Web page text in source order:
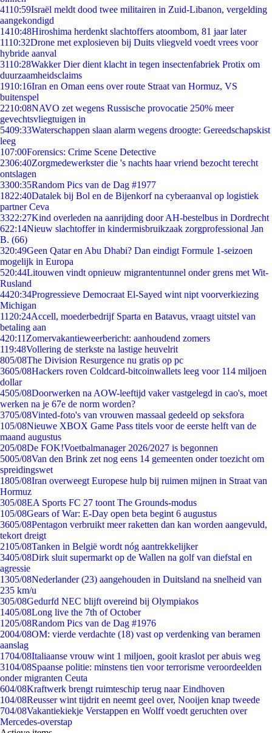
4110:59Israël meldt dood twee militairen in Zuid-Libanon, vergelding
aangekondigd
1410:48Hiroshima herdenkt slachtoffers atoombom, 81 jaar later
1110:32Drone met explosieven bij Duits vliegveld voedt vrees voor
hybride aanval
3110:28Wakker Dier dient klacht in tegen insectenfabriek Protix om
duurzaamheidsclaims
1910:16Iran en Oman eens over route Straat van Hormuz, VS
buitenspel
2210:08NAVO zet wegens Russische provocatie 250% meer
gevechtsvliegtuigen in
5409:33Waterschappen slaan alarm wegens droogte: Gereedschapskist
leeg
107:00Forensics: Crime Scene Detective
2306:40Zorgmedewerkster die 's nachts haar vriend bezocht terecht
ontslagen
3300:35Random Pics van de Dag #1977
1822:40Datalek bij Bol en de Bijenkorf na cyberaanval op logistiek
partner Ceva
3322:27Kind overleden na aanrijding door AH-bestelbus in Dordrecht
622:14Nieuw slachtoffer in kindermisbruikzaak zorgprofessional Jan
B. (66)
320:49Geen Qatar en Abu Dhabi? Dan eindigt Formule 1-seizoen
mogelijk in Europa
520:44Litouwen vindt opnieuw migrantentunnel onder grens met Wit-
Rusland
4420:34Progressieve Democraat El-Sayed wint nipt voorverkiezing
Michigan
11 20:24Accell, moederbedrijf Sparta en Batavus, vraagt uitstel van
betaling aan
420:11 Zomervakantieweerbericht: aanhoudend zomers
119:48Vollering de sterkste na lastige heuvelrit
805/08The Division Resurgence nu gratis op pc
3605/08Hackers roven Coldcard-bitcoinwallets leeg voor 114 miljoen
dollar
4505/08Doorwerken na AOW-leeftijd vaker vastgelegd in cao's, moet
werken na je 67e de norm worden?
3705/08Vinted-foto's van vrouwen massaal gedeeld op seksfora
105/08Nieuwe XBOX Game Pass titels voor de eerste helft van de
maand augustus
205/08De FOK!Voetbalmanager 2026/2027 is begonnen
5005/08Van den Brink zet nog eens 14 gemeenten onder toezicht om
spreidingswet
1805/08Iran overweegt Europese hulp bij ruimen mijnen in Straat van
Hormuz
305/08EA Sports FC 27 toont The Grounds-modus
105/08Gears of War: E-Day open beta begint 6 augustus
3605/08Pentagon verbruikt meer raketten dan kan worden aangevuld,
tekort dreigt
2105/08Tanken in België wordt nóg aantrekkelijker
3405/08Dirk sluit supermarkt op de Wallen na golf van diefstal en
agressie
1305/08Nederlander (23) aangehouden in Duitsland na snelheid van
235 km/u
305/08Gedurfd NEC blijft overeind bij Olympiakos
1405/08Long live the 7th of October
1205/08Random Pics van de Dag #1976
2004/08OM: vierde verdachte (18) vast op verdenking van beramen
aanslag
1704/08Italiaanse vrouw wint 1 miljoen, gooit kraslot per abuis weg
3104/08Spaanse politie: minstens tien voor terrorisme veroordeelden
onder migranten Ceuta
604/08Kraftwerk brengt ruimteschip terug naar Eindhoven
104/08Reusser wint tijdrit en neemt geel over, Nooijen knap tweede
704/08Vakantiekiekje Verstappen en Wolff voedt geruchten over
Mercedes-overstap